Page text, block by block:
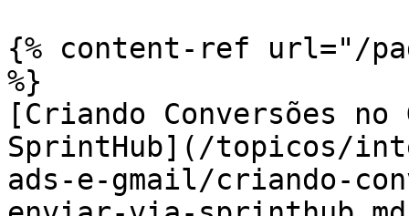
{% content-ref url="/
%}
[Criando Conversões
SprintHub](/topicos/
ads-e-gmail/criando-